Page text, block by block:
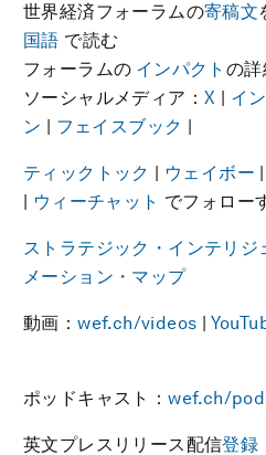
世界経済フォーラムの寄稿文
国語 で読む
フォーラムの インパクト の詳
ソーシャルメディア： X イ
ン
フェイスブック
ティックトック ウェイボー
ウィーチャット でフォロー
ストラテジック・インテリジ
メーション・マップ
動画：wef.ch/videos
ポッドキャスト：wef.ch/
英文プレスリリース配信登録